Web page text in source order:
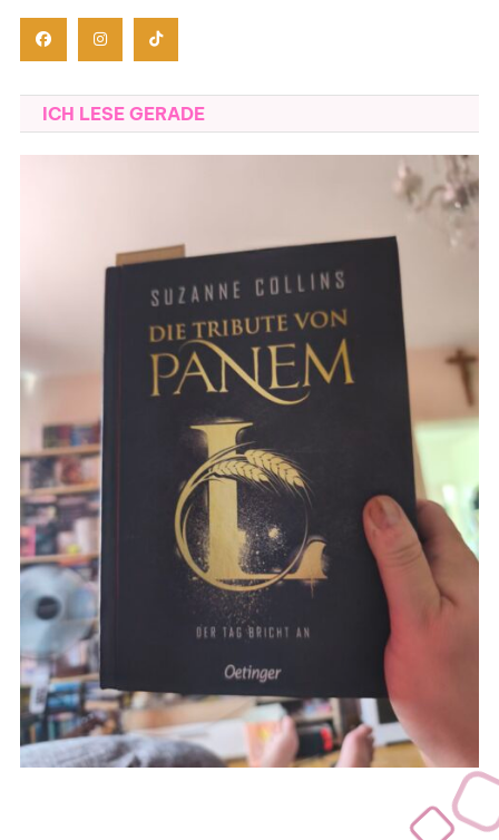
ICH LESE GERADE